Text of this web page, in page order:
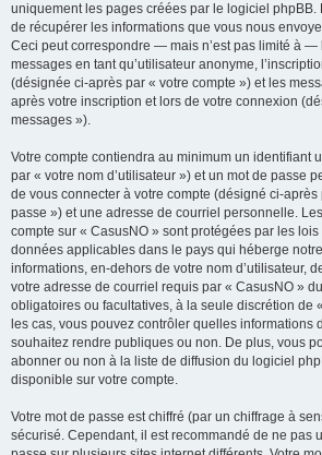
uniquement les pages créées par le logiciel phpBB.
de récupérer les informations que vous nous
Ceci peut correspondre — mais n’est pas limité à —
messages en tant qu’utilisateur anonyme,
(désignée ci-après par « votre compte ») et les
après votre inscription et lors de votre connexion
messages »).
Votre compte contiendra au minimum un identifiant
par « votre nom d’utilisateur ») et un mot de passe
de vous connecter à votre compte (désigné ci-après
passe ») et une adresse de courriel personnelle.
compte sur « CasusNO » sont protégées par les
données applicables dans le pays qui héberge
informations, en-dehors de votre nom d’utilisateur,
votre adresse de courriel requis par « CasusNO »
obligatoires ou facultatives, à la seule discrétion de
les cas, vous pouvez contrôler quelles informations
souhaitez rendre publiques ou non. De plus, vous
abonner ou non à la liste de diffusion du logiciel
disponible sur votre compte.
Votre mot de passe est chiffré (par un chiffrage à
sécurisé. Cependant, il est recommandé de ne pas